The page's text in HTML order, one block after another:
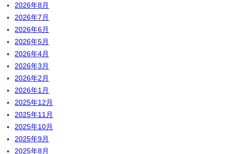
2026年8月
2026年7月
2026年6月
2026年5月
2026年4月
2026年3月
2026年2月
2026年1月
2025年12月
2025年11月
2025年10月
2025年9月
2025年8月